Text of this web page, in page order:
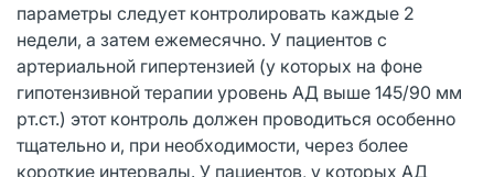
параметры следует контролировать каждые 2
недели, а затем ежемесячно. У пациентов с
артериальной гипертензией (у которых на фоне
гипотензивной терапии уровень АД выше 145/90 мм
рт.ст.) этот контроль должен проводиться особенно
тщательно и, при необходимости, через более
короткие интервалы. У пациентов, у которых АД